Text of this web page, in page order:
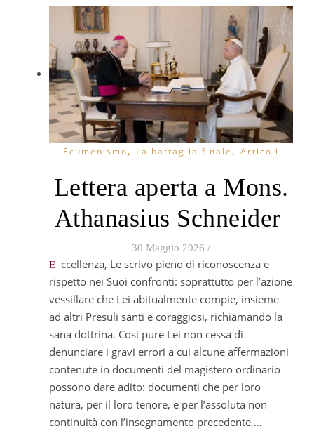
Ecumenismo, La battaglia finale , Articoli
Lettera aperta a Mons.
Athanasius Schneider
30 Maggio 2026 /
Eccellenza, Le scrivo pieno di riconoscenza e
rispetto nei Suoi confronti: soprattutto per l’azione
vessillare che Lei abitualmente compie, insieme
ad altri Presuli santi e coraggiosi, richiamando la
sana dottrina. Così pure Lei non cessa di
denunciare i gravi errori a cui alcune affermazioni
contenute in documenti del magistero ordinario
possono dare adito: documenti che per loro
natura, per il loro tenore, e per l’assoluta non
continuità con l’insegnamento precedente,…